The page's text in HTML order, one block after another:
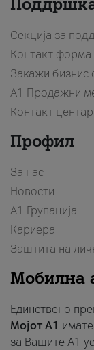
Секција за
Контакт форма
Закажи бизнис
A1 Продажни
Контакт центар
Профил
За нас
Новости
А1 Групација
Кариера
Заштита на
Мобилна
Единствено
Мојот A1
за Вашите A1